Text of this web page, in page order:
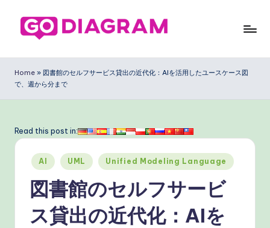
o
D
g
ra
m
Home » 図書館のセルフサービス貸出の近代化：AIを活用したユースケース図
で、週から分まで
Read this post in:
Posted
in
AI UML Unified Modeling Language
図書館のセルフサービ
ス貸出の近代化：AIを